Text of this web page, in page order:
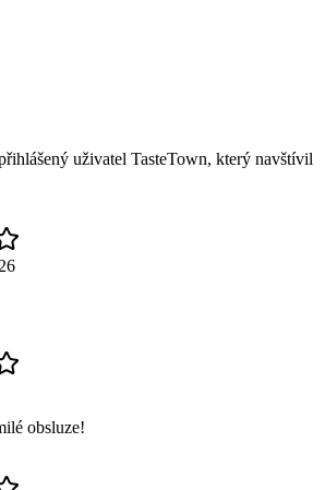
uživatel TasteTown, který navštívil
obsluze!